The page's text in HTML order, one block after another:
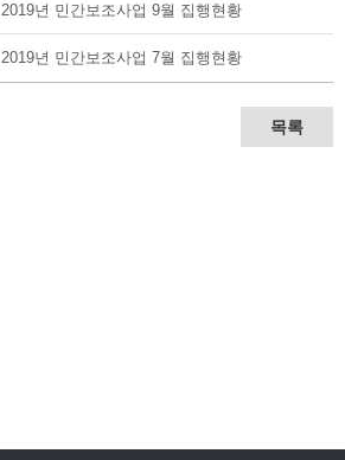
2019년 민간보조사업 9월 집행현황
2019년 민간보조사업 7월 집행현황
목록